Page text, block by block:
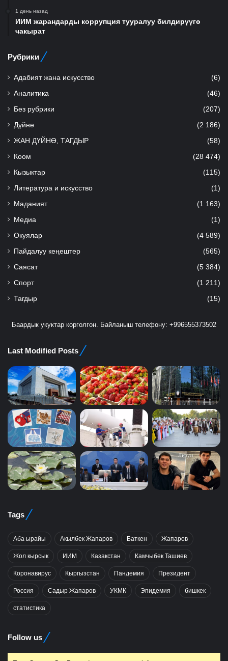
1 день назад
ИИМ жарандарды коррупция тууралуу билдирүүгө
чакырат
Рубрики
Адабият жана искусство (6)
Аналитика (46)
Без рубрики (207)
Дүйнө (2 186)
ЖАН ДҮЙНӨ, ТАГДЫР (58)
Коом (28 474)
Кызыктар (115)
Литература и искусство (1)
Маданият (1 163)
Медиа (1)
Окуялар (4 589)
Пайдалуу кеңештер (565)
Саясат (5 384)
Спорт (1 211)
Тагдыр (15)
Баардык укуктар корголгон. Байланыш телефону: +996555373502
Last Modified Posts
Tags
Аба ырайы Акылбек Жапаров Баткен Жапаров
Жол кырсык ИИМ Казакстан Камчыбек Ташиев
Коронавирус Кыргызстан Пандемия Президент
Россия Садыр Жапаров УКМК Эпидемия бишкек
статистика
Follow us